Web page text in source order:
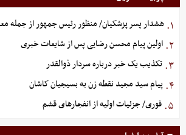
۱. هشدار پسر پزشکیان/ منظور رئیس جمهور از
۲. اولین پیام محسن رضایی پس از شایعات خبری
۳. تکذیب یک خبر درباره سردار ذوالقدر
۴. پیام سید مجید نقطه زن به بسیجیان کاشان
۵. فوری/ جزئیات اولیه از انفجارهای قشم